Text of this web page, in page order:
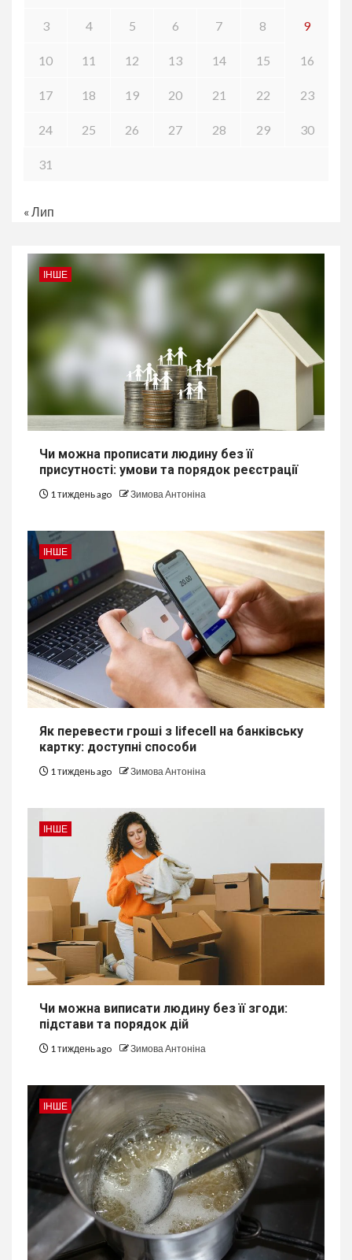
3 4 5 6 7 8 9
10 11 12 13 14 15 16
17 18 19 20 21 22 23
24 25 26 27 28 29 30
31
« Лип
ІНШЕ
Чи можна прописати людину без її
присутності: умови та порядок реєстрації
1 тиждень ago Зимова Антоніна
ІНШЕ
Як перевести гроші з lifecell на банківську
картку: доступні способи
1 тиждень ago Зимова Антоніна
ІНШЕ
Чи можна виписати людину без її згоди:
підстави та порядок дій
1 тиждень ago Зимова Антоніна
ІНШЕ